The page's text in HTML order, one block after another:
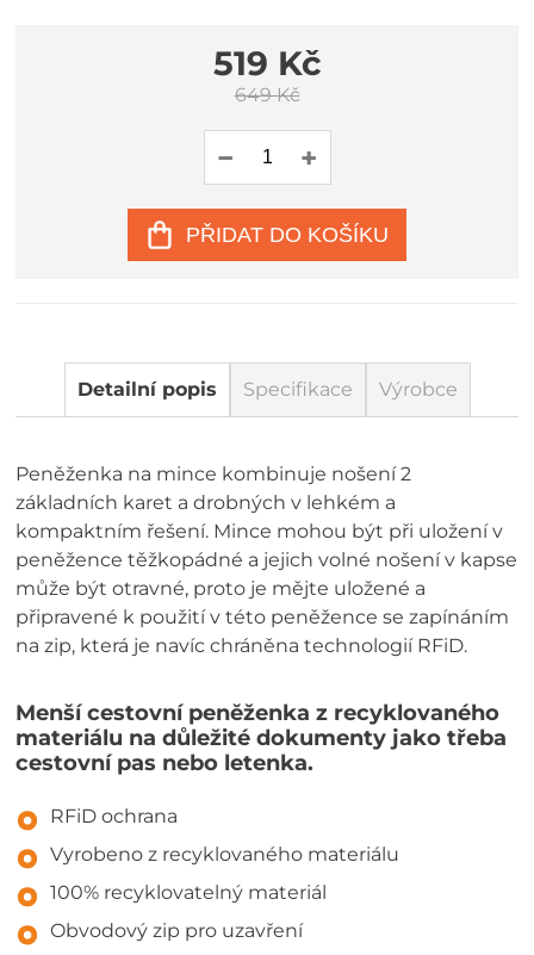
519 Kč
649 Kč
PŘIDAT DO KOŠÍKU
Detailní popis Specifikace Výrobce
Peněženka na mince kombinuje nošení 2
základních karet a drobných v lehkém a
kompaktním řešení. Mince mohou být při uložení v
peněžence těžkopádné a jejich volné nošení v kapse
může být otravné, proto je mějte uložené a
připravené k použití v této peněžence se zapínáním
na zip, která je navíc chráněna technologií RFiD.
Menší cestovní peněženka z recyklovaného
materiálu na důležité dokumenty jako třeba
cestovní pas nebo letenka.
RFiD ochrana
Vyrobeno z recyklovaného materiálu
100% recyklovatelný materiál
Obvodový zip pro uzavření